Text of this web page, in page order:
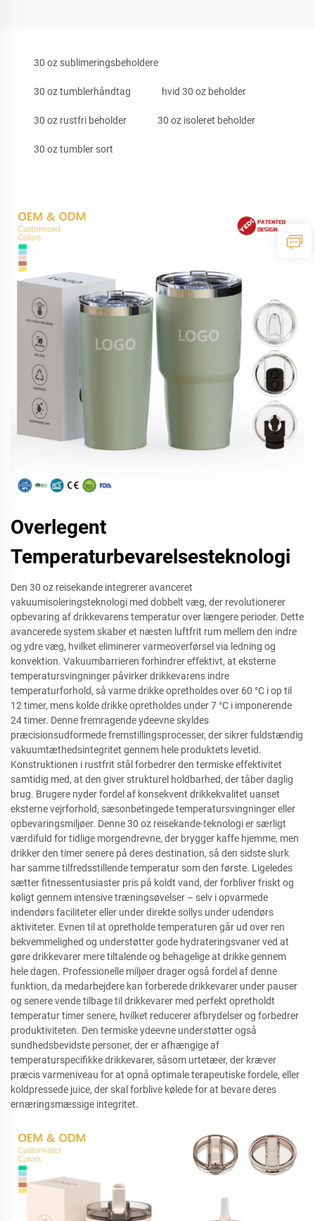
30 oz sublimeringsbeholdere
30 oz tumblerhåndtag hvid 30 oz beholder
30 oz rustfri beholder 30 oz isoleret beholder
30 oz tumbler sort
Overlegent
Temperaturbevarelsesteknologi
Den 30 oz reisekande integrerer avanceret
vakuumisoleringsteknologi med dobbelt væg, der revolutionerer
opbevaring af drikkevarens temperatur over længere perioder. Dette
avancerede system skaber et næsten luftfrit rum mellem den indre
og ydre væg, hvilket eliminerer varmeoverførsel via ledning og
konvektion. Vakuumbarrieren forhindrer effektivt, at eksterne
temperatursvingninger påvirker drikkevarens indre
temperaturforhold, så varme drikke opretholdes over 60 °C i op til
12 timer, mens kolde drikke opretholdes under 7 °C i imponerende
24 timer. Denne fremragende ydeevne skyldes
præcisionsudformede fremstillingsprocesser, der sikrer fuldstændig
vakuumtæthedsintegritet gennem hele produktets levetid.
Konstruktionen i rustfrit stål forbedrer den termiske effektivitet
samtidig med, at den giver strukturel holdbarhed, der tåber daglig
brug. Brugere nyder fordel af konsekvent drikkekvalitet uanset
eksterne vejrforhold, sæsonbetingede temperatursvingninger eller
opbevaringsmiljøer. Denne 30 oz reisekande-teknologi er særligt
værdifuld for tidlige morgendrevne, der brygger kaffe hjemme, men
drikker den timer senere på deres destination, så den sidste slurk
har samme tilfredsstillende temperatur som den første. Ligeledes
sætter fitnessentusiaster pris på koldt vand, der forbliver friskt og
køligt gennem intensive træningsøvelser – selv i opvarmede
indendørs faciliteter eller under direkte sollys under udendørs
aktiviteter. Evnen til at opretholde temperaturen går ud over ren
bekvemmelighed og understøtter gode hydrateringsvaner ved at
gøre drikkevarer mere tiltalende og behagelige at drikke gennem
hele dagen. Professionelle miljøer drager også fordel af denne
funktion, da medarbejdere kan forberede drikkevarer under pauser
og senere vende tilbage til drikkevarer med perfekt opretholdt
temperatur timer senere, hvilket reducerer afbrydelser og forbedrer
produktiviteten. Den termiske ydeevne understøtter også
sundhedsbevidste personer, der er afhængige af
temperaturspecifikke drikkevarer, såsom urtetæer, der kræver
præcis varmeniveau for at opnå optimale terapeutiske fordele, eller
koldpressede juice, der skal forblive kølede for at bevare deres
ernæringsmæssige integritet.